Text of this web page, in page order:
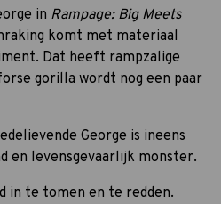
in Rampage: Big Meets
komt met materiaal
Dat heeft rampzalige
gorilla wordt nog een paar
George is ineens
en levensgevaarlijk monster.
in te tomen en te redden.